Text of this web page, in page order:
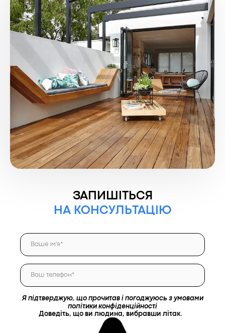
ЗАПИШІТЬСЯ
НА КОНСУЛЬТАЦІЮ
Я підтверджую, що прочитав і погоджуюсь з умовами
політики конфіденційності
Доведіть, що ви людина, вибравши літак.